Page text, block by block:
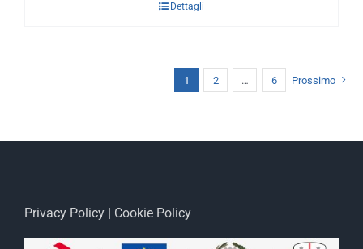
Dettagli
1 2 … 6 Prossimo
Privacy Policy Cookie Policy